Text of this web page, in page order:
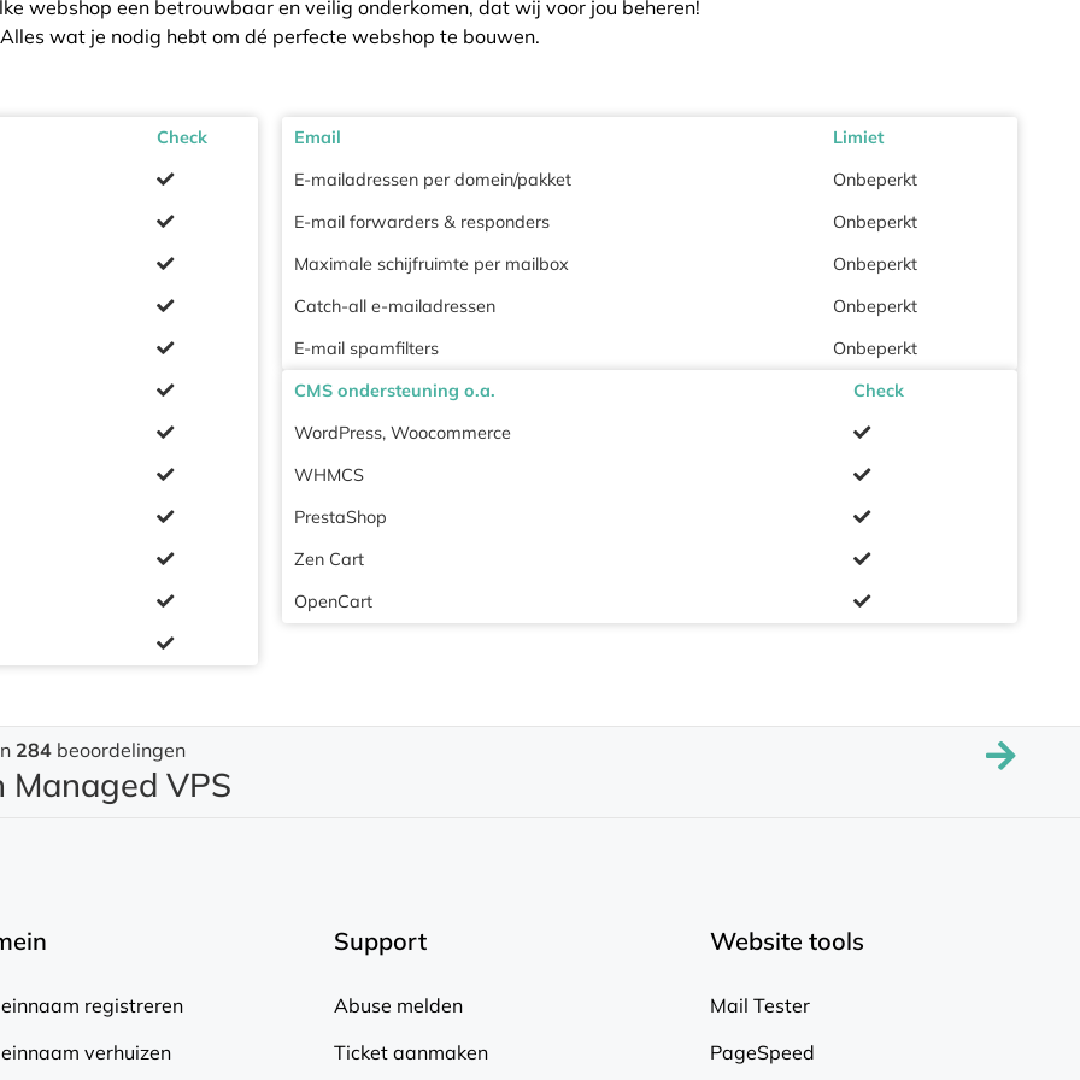
webshop een betrouwbaar en veilig onderkomen, dat wij voor jou beheren!
Alles wat je nodig hebt om dé perfecte webshop te bouwen.
Check Email
Limiet
E-mailadressen per domein/pakket
Onbeperkt
E-mail forwarders & responders
Onbeperkt
Maximale schijfruimte per mailbox
Onbeperkt
Catch-all e-mailadressen
Onbeperkt
E-mail spamfilters
Onbeperkt
CMS ondersteuning o.a.
Check
WordPress, Woocommerce
WHMCS
PrestaShop
Zen Cart
OpenCart
284 beoordelingen
Managed VPS
registreren
verhuizen
Support
Abuse melden
Ticket aanmaken
Website tools
Mail Tester
PageSpeed